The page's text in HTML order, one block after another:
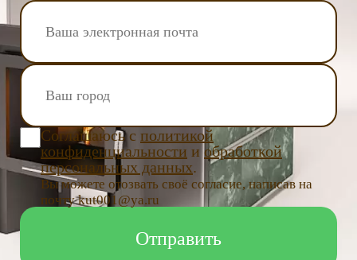
Соглашаюсь с политикой
конфиденциальности и обработкой
персональных данных.
Вы можете отозвать своё согласие, написав на
почту kut001@ya.ru